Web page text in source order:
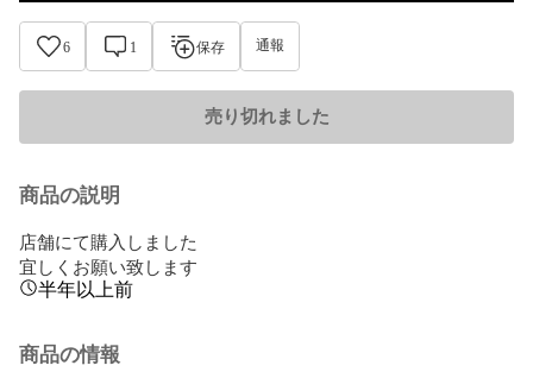
6 1 保存 通報
売り切れました
商品の説明
店舗にて購入しました
宜しくお願い致します
半年以上前
商品の情報